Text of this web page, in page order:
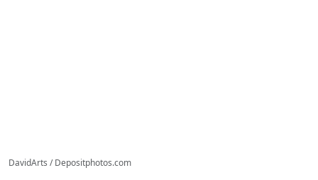
DavidArts / Depositphotos.com